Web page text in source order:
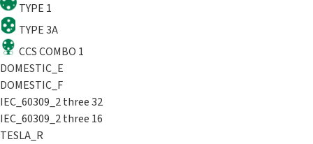
TYPE 1
TYPE 3A
CCS COMBO 1
DOMESTIC_E
DOMESTIC_F
IEC_60309_2 three 32
IEC_60309_2 three 16
TESLA_R